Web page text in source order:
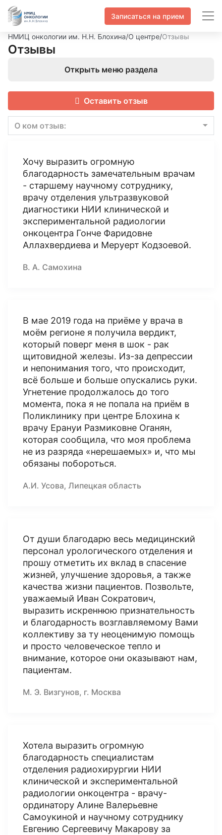
Записаться на прием
НМИЦ онкологии им. Н.Н. Блохина/О центре/Отзывы
Отзывы
Открыть меню раздела
Оставить отзыв
О ком отзыв:
Хочу выразить огромную
благодарность замечательным врачам
- старшему научному сотруднику,
врачу отделения ультразвуковой
диагностики НИИ клинической и
экспериментальной радиологии
онкоцентра Гонче Фаридовне
Аллахвердиева и Меруерт Кодзоевой.
В. А. Самохина
В мае 2019 года на приёме у врача в
моём регионе я получила вердикт,
который поверг меня в шок - рак
щитовидной железы. Из-за депрессии
и непонимания того, что происходит,
всё больше и больше опускались руки.
Угнетение продолжалось до того
момента, пока я не попала на приём в
Поликлинику при центре Блохина к
врачу Ерануи Размиковне Оганян,
которая сообщила, что моя проблема
не из разряда «нерешаемых» и, что мы
обязаны побороться.
А.И. Усова, Липецкая область
От души благодарю весь медицинский
персонал урологического отделения и
прошу отметить их вклад в спасение
жизней, улучшение здоровья, а также
качества жизни пациентов. Позвольте,
уважаемый Иван Сократович,
выразить искреннюю признательность
и благодарность возглавляемому Вами
коллективу за ту неоценимую помощь
и просто человеческое тепло и
внимание, которое они оказывают нам,
пациентам.
М. Э. Визгунов, г. Москва
Хотела выразить огромную
благодарность специалистам
отделения радиохирургии НИИ
клинической и экспериментальной
радиологии онкоцентра - врачу-
ординатору Алине Валерьевне
Самоукиной и научному сотруднику
Евгению Сергеевичу Макарову за